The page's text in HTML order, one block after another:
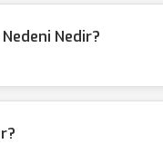
Nedir?